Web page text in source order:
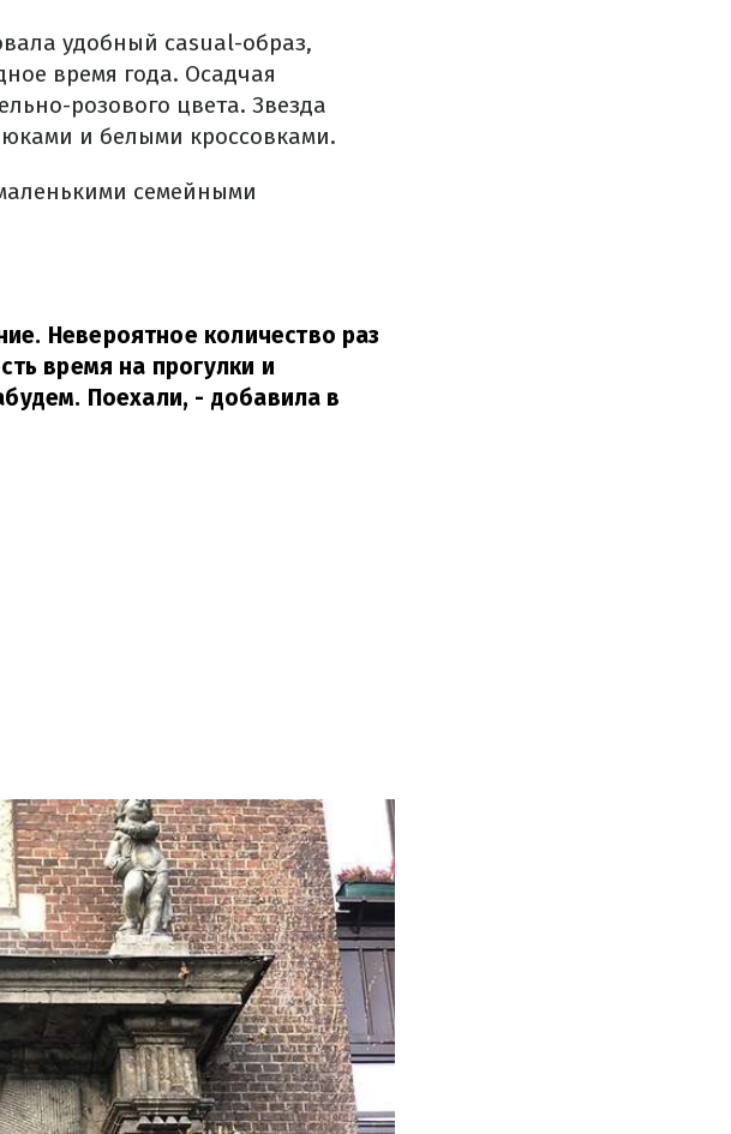
удобный casual-образ,
время года. Осадчая
розового цвета. Звезда
и белыми кроссовками.
семейными
Невероятное количество раз
время на прогулки и
Поехали, - добавила в